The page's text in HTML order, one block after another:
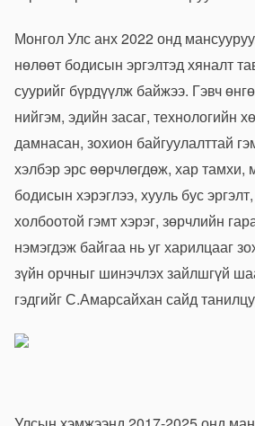
Монгол Улс анх 2022 онд
нөлөөт бодисын эргэлтэд хяналт
суурийг бүрдүүлж байжээ. Гэвч
нийгэм, эдийн засаг, технологийн
дамнасан, зохион байгуулалттай
хэлбэр эрс өөрчлөгдөж, хар тамхи,
бодисын хэрэглээ, хууль бус
холбоотой гэмт хэрэг, зөрчлийн
нэмэгдэж байгаа нь уг харилцааг
зүйн орчныг шинэчлэх зайлшгүй
гэдгийг С.Амарсайхан сайд